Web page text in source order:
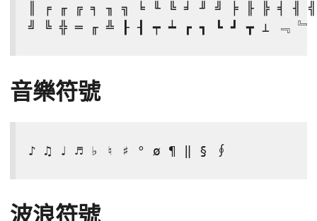
║ ╒ ╓ ╔ ╕ ╖ ╗ ╘ ╙ ╚ ╛ ╜ ╝ ╞ ╟ ╠ ╡ ╢
╝ ╚ ╬ ═ ╓ ╩ ┠ ┨ ┯ ┷ ┏ ┓ ┗ ┛ ┳ ⊥ ﹃ ﹄
音樂符號
♪ ♫ ♩ ♬ ♭ ♮ ♯ ° ø ¶ ‖ § ∮
波浪符號